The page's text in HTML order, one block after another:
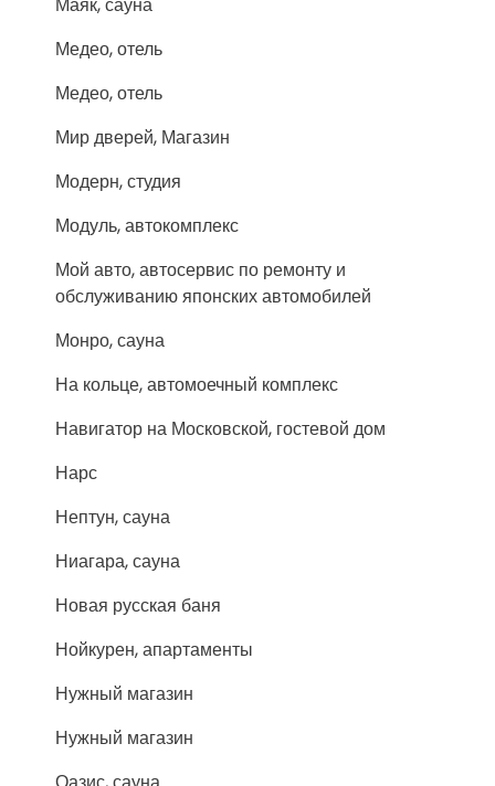
Медео, отель
Медео, отель
Мир дверей, Магазин
Модерн, студия
Модуль, автокомплекс
Мой авто, автосервис по ремонту и
обслуживанию японских автомобилей
Монро, сауна
На кольце, автомоечный комплекс
Навигатор на Московской, гостевой дом
Нарс
Нептун, сауна
Ниагара, сауна
Новая русская баня
Нойкурен, апартаменты
Нужный магазин
Нужный магазин